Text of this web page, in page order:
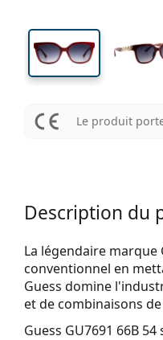
Le produit
Description du
La légendaire
conventionnel en
Guess domine
et de combinaisons
Guess GU7691 66B 54